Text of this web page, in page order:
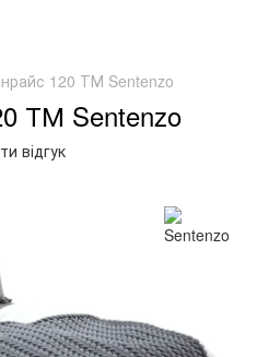
120 ТМ Sentenzo
ТМ Sentenzo
відгук